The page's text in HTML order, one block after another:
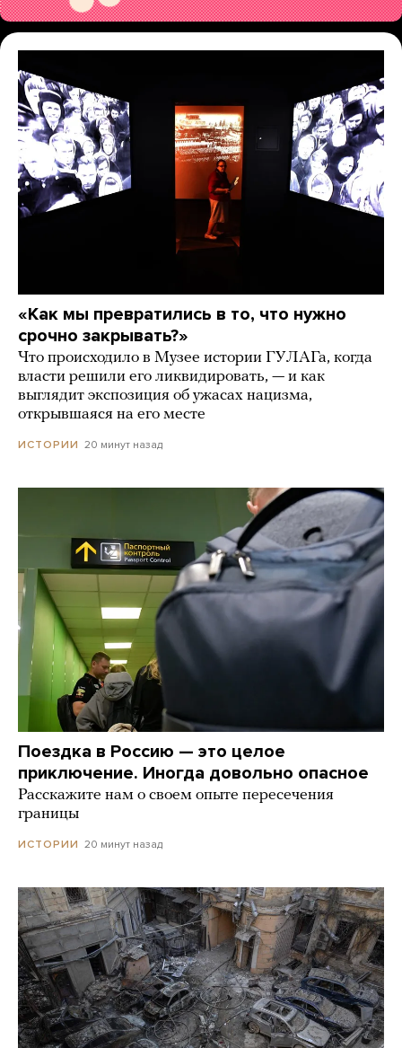
«Как мы превратились в то, что нужно
срочно закрывать?»
Что происходило в Музее истории ГУЛАГа, когда
власти решили его ликвидировать, — и как
выглядит экспозиция об ужасах нацизма,
открывшаяся на его месте
ИСТОРИИ 20 минут назад
Поездка в Россию — это целое
приключение. Иногда довольно опасное
Расскажите нам о своем опыте пересечения
границы
ИСТОРИИ 20 минут назад